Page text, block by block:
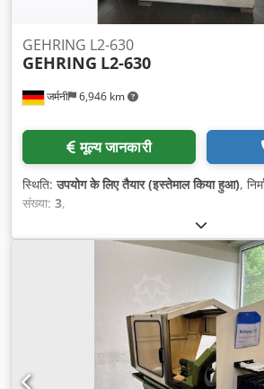
जर्मनी 6,946 km
GEHRING L2-630
GEHRING L2-630
मूल्य जानकारी
स्थिति:उपयोग के लिए तैयार (इस्तेमाल किया हुआ),
संख्या: 3,